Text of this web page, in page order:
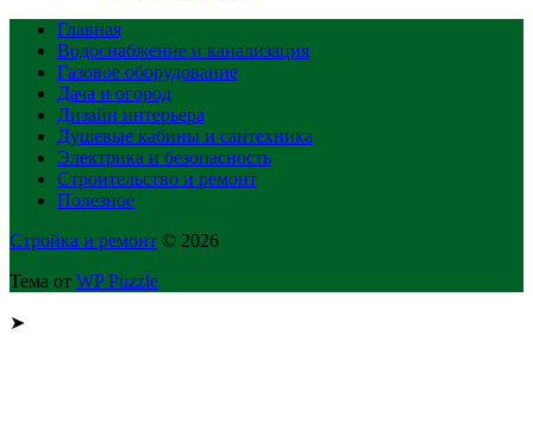
Главная
Водоснабжение и канализация
Газовое оборудование
Дача и огород
Дизайн интерьера
Душевые кабины и сантехника
Электрика и безопасность
Строительство и ремонт
Полезное
Стройка и ремонт © 2026
Тема от WP Puzzle
➤